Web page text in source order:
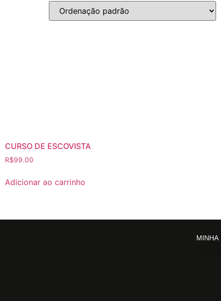
CURSO DE ESCOVISTA
R$99.00
Adicionar ao carrinho
MINHA